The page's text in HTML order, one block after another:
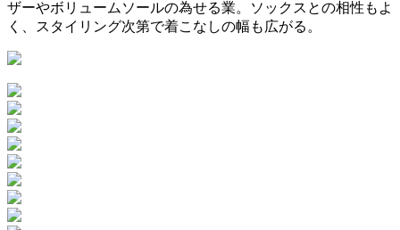
ザーやボリュームソールの為せる業。ソックスとの相性もよ
く、スタイリング次第で着こなしの幅も広がる。